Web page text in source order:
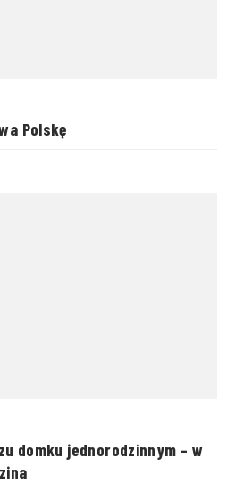
Polskę
domku jednorodzinnym – w